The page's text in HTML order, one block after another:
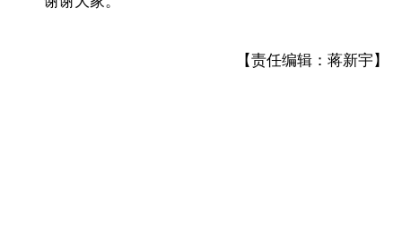
【责任编辑：蒋新宇】